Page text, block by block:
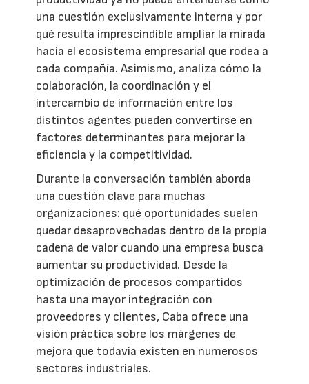
una cuestión exclusivamente interna y por
qué resulta imprescindible ampliar la mirada
hacia el ecosistema empresarial que rodea a
cada compañía. Asimismo, analiza cómo la
colaboración, la coordinación y el
intercambio de información entre los
distintos agentes pueden convertirse en
factores determinantes para mejorar la
eficiencia y la competitividad.
Durante la conversación también aborda
una cuestión clave para muchas
organizaciones: qué oportunidades suelen
quedar desaprovechadas dentro de la propia
cadena de valor cuando una empresa busca
aumentar su productividad. Desde la
optimización de procesos compartidos
hasta una mayor integración con
proveedores y clientes, Caba ofrece una
visión práctica sobre los márgenes de
mejora que todavía existen en numerosos
sectores industriales.